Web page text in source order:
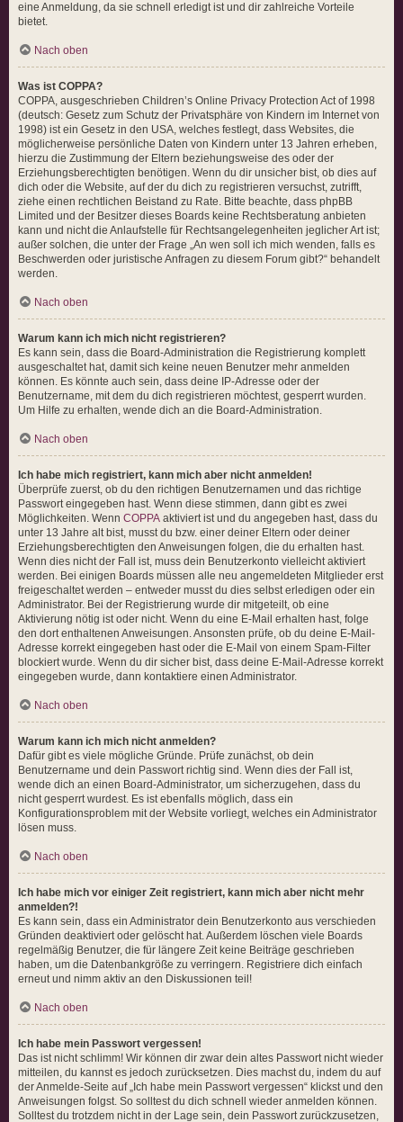
eine Anmeldung, da sie schnell erledigt ist und dir zahlreiche Vorteile
bietet.
Nach oben
Was ist COPPA?
COPPA, ausgeschrieben Children’s Online Privacy Protection Act of 1998
(deutsch: Gesetz zum Schutz der Privatsphäre von Kindern im Internet von
1998) ist ein Gesetz in den USA, welches festlegt, dass Websites, die
möglicherweise persönliche Daten von Kindern unter 13 Jahren erheben,
hierzu die Zustimmung der Eltern beziehungsweise des oder der
Erziehungsberechtigten benötigen. Wenn du dir unsicher bist, ob dies auf
dich oder die Website, auf der du dich zu registrieren versuchst, zutrifft,
ziehe einen rechtlichen Beistand zu Rate. Bitte beachte, dass phpBB
Limited und der Besitzer dieses Boards keine Rechtsberatung anbieten
kann und nicht die Anlaufstelle für Rechtsangelegenheiten jeglicher Art ist;
außer solchen, die unter der Frage „An wen soll ich mich wenden, falls es
Beschwerden oder juristische Anfragen zu diesem Forum gibt?“ behandelt
werden.
Nach oben
Warum kann ich mich nicht registrieren?
Es kann sein, dass die Board-Administration die Registrierung komplett
ausgeschaltet hat, damit sich keine neuen Benutzer mehr anmelden
können. Es könnte auch sein, dass deine IP-Adresse oder der
Benutzername, mit dem du dich registrieren möchtest, gesperrt wurden.
Um Hilfe zu erhalten, wende dich an die Board-Administration.
Nach oben
Ich habe mich registriert, kann mich aber nicht anmelden!
Überprüfe zuerst, ob du den richtigen Benutzernamen und das richtige
Passwort eingegeben hast. Wenn diese stimmen, dann gibt es zwei
Möglichkeiten. Wenn COPPA aktiviert ist und du angegeben hast, dass du
unter 13 Jahre alt bist, musst du bzw. einer deiner Eltern oder deiner
Erziehungsberechtigten den Anweisungen folgen, die du erhalten hast.
Wenn dies nicht der Fall ist, muss dein Benutzerkonto vielleicht aktiviert
werden. Bei einigen Boards müssen alle neu angemeldeten Mitglieder erst
freigeschaltet werden – entweder musst du dies selbst erledigen oder ein
Administrator. Bei der Registrierung wurde dir mitgeteilt, ob eine
Aktivierung nötig ist oder nicht. Wenn du eine E-Mail erhalten hast, folge
den dort enthaltenen Anweisungen. Ansonsten prüfe, ob du deine E-Mail-
Adresse korrekt eingegeben hast oder die E-Mail von einem Spam-Filter
blockiert wurde. Wenn du dir sicher bist, dass deine E-Mail-Adresse korrekt
eingegeben wurde, dann kontaktiere einen Administrator.
Nach oben
Warum kann ich mich nicht anmelden?
Dafür gibt es viele mögliche Gründe. Prüfe zunächst, ob dein
Benutzername und dein Passwort richtig sind. Wenn dies der Fall ist,
wende dich an einen Board-Administrator, um sicherzugehen, dass du
nicht gesperrt wurdest. Es ist ebenfalls möglich, dass ein
Konfigurationsproblem mit der Website vorliegt, welches ein Administrator
lösen muss.
Nach oben
Ich habe mich vor einiger Zeit registriert, kann mich aber nicht mehr
anmelden?!
Es kann sein, dass ein Administrator dein Benutzerkonto aus verschieden
Gründen deaktiviert oder gelöscht hat. Außerdem löschen viele Boards
regelmäßig Benutzer, die für längere Zeit keine Beiträge geschrieben
haben, um die Datenbankgröße zu verringern. Registriere dich einfach
erneut und nimm aktiv an den Diskussionen teil!
Nach oben
Ich habe mein Passwort vergessen!
Das ist nicht schlimm! Wir können dir zwar dein altes Passwort nicht wieder
mitteilen, du kannst es jedoch zurücksetzen. Dies machst du, indem du auf
der Anmelde-Seite auf „Ich habe mein Passwort vergessen“ klickst und den
Anweisungen folgst. So solltest du dich schnell wieder anmelden können.
Solltest du trotzdem nicht in der Lage sein, dein Passwort zurückzusetzen,